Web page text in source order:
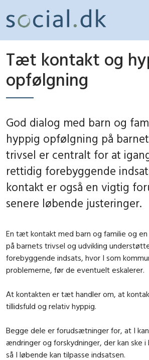
Tæt kontakt og
opfølgning
God dialog med barn og
hyppig opfølgning på
trivsel er centralt for at
rettidig forebyggende
kontakt er også en vigtig
senere løbende justeringer.
En tæt kontakt med barn og familie og
på barnets trivsel og udvikling
forebyggende indsats, hvor I som
problemerne, før de eventuelt eskalerer.
At kontakten er tæt handler om, at
tillidsfuld og relativ hyppig.
Begge dele er forudsætninger for, at I
ændringer og forskydninger, der kan ske
så I løbende kan tilpasse indsatsen.